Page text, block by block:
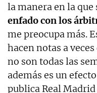
la manera en la que
enfado con los
me preocupa más.
hacen notas a
no son todas las
además es un
publica Real